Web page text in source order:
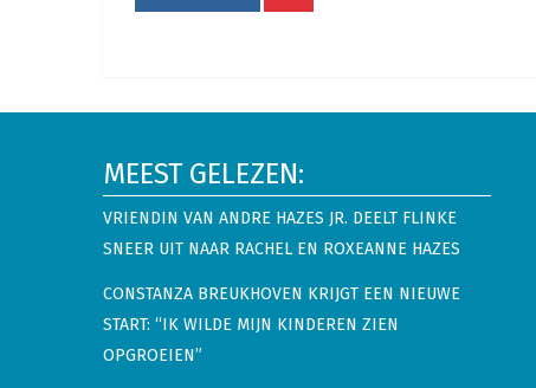
MEEST GELEZEN:
VRIENDIN VAN ANDRE HAZES JR. DEELT FLINKE
SNEER UIT NAAR RACHEL EN ROXEANNE HAZES
CONSTANZA BREUKHOVEN KRIJGT EEN NIEUWE
START: “IK WILDE MIJN KINDEREN ZIEN
OPGROEIEN”